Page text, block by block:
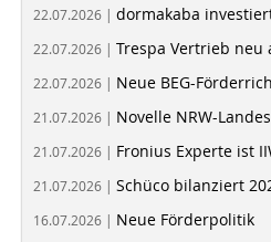
22.07.2026 | dormakaba
22.07.2026 | Trespa Vertrieb neu
22.07.2026 | Neue BEG-
21.07.2026 | Novelle NRW-
21.07.2026 | Fronius Experte ist
21.07.2026 | Schüco bilanziert
16.07.2026 | Neue Förderpolitik